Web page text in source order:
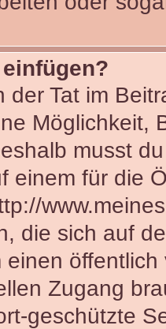
der Tat im
Möglichkeit,
musst
einem für die
die sich auf
einen
Zugang
geschützte